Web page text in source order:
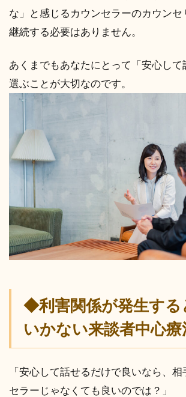
な」と感じるカウンセラーのカウンセ
継続する必要はありません。
あくまでもあなたにとって「安心して
選ぶことが大切なのです。
◆利害関係が発生する
いかない来談者中心療
「安心して話せるだけで良いなら、
セラーじゃなくても良いのでは？」